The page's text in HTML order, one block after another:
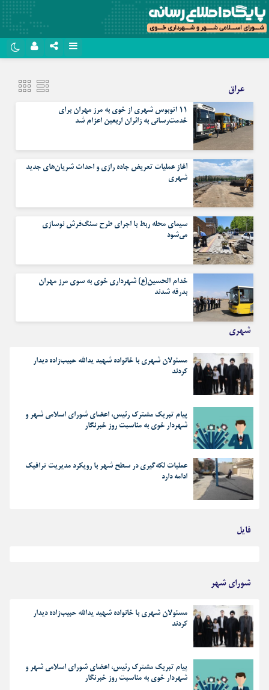
سروش
ایتا
اپلیکیشن
مرا به خاطر بسپار
عراق
۱۱ اتوبوس شهری از خوی به مرز مهران برای
خدمت‌رسانی به زائران اربعین اعزام شد
آغاز عملیات تعریض جاده رازی و احداث شریان‌های جدید
شهری
سیمای محله ربط با اجرای طرح سنگ‌فرش نوسازی
می‌شود
خدام الحسین(ع) شهرداری خوی به سوی مرز مهران
بدرقه شدند
شهری
مسئولان شهری با خانواده شهید یدالله حبیب‌زاده دیدار
کردند
پیام تبریک مشترک رئیس، اعضای شورای اسلامی شهر و
شهردار خوی به مناسبت روز خبرنگار
عملیات لکه‌گیری در سطح شهر با رویکرد مدیریت ترافیک
ادامه دارد
فایل
شورای شهر
مسئولان شهری با خانواده شهید یدالله حبیب‌زاده دیدار
کردند
پیام تبریک مشترک رئیس، اعضای شورای اسلامی شهر و
شهردار خوی به مناسبت روز خبرنگار